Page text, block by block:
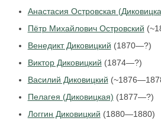
Анастасия Островская
Пётр Михайлович Островский
Венедикт Диковицкий (1870—?)
Виктор Диковицкий (1874—?)
Василий Диковицкий
Пелагея (Диковицкая) (1877—?)
Логгин Диковицкий (1880—1880)